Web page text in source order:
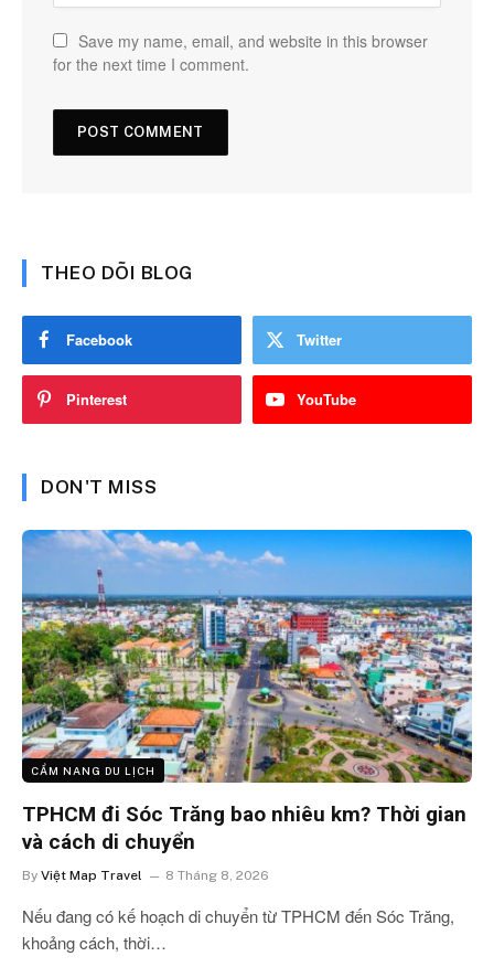
Save my name, email, and website in this browser
for the next time I comment.
THEO DÕI BLOG
Facebook Twitter
Pinterest YouTube
DON'T MISS
CẨM NANG DU LỊCH
TPHCM đi Sóc Trăng bao nhiêu km? Thời gian
và cách di chuyển
By Việt Map Travel 8 Tháng 8, 2026
Nếu đang có kế hoạch di chuyển từ TPHCM đến Sóc Trăng,
khoảng cách, thời…